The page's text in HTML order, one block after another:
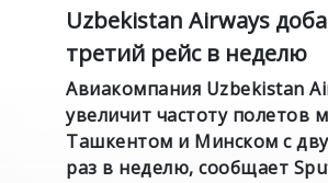
Uzbekistan Airways
третий рейс в неделю
Авиакомпания Uzbekistan
увеличит частоту полетов
Ташкентом и Минском с
раз в неделю, сообщает